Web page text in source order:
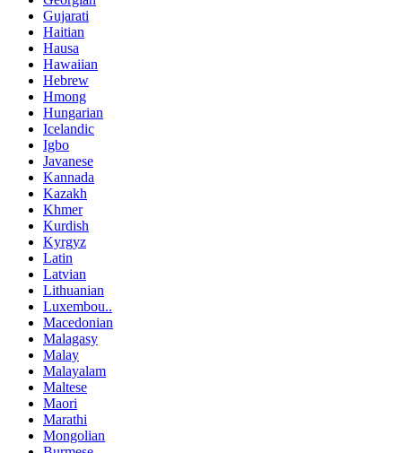
Gujarati
Haitian
Hausa
Hawaiian
Hebrew
Hmong
Hungarian
Icelandic
Igbo
Javanese
Kannada
Kazakh
Khmer
Kurdish
Kyrgyz
Latin
Latvian
Lithuanian
Luxembou..
Macedonian
Malagasy
Malay
Malayalam
Maltese
Maori
Marathi
Mongolian